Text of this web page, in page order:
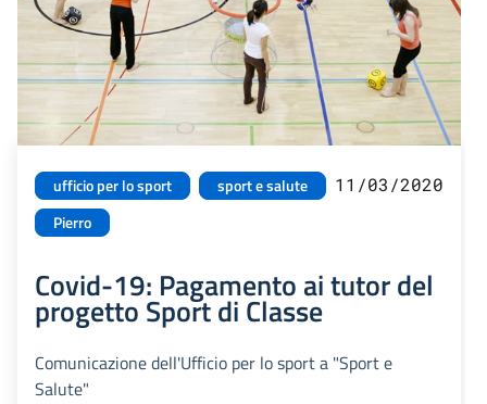
ufficio per lo sport
sport e salute
Pierro
11/03/2020
Covid-19: Pagamento ai tutor del
progetto Sport di Classe
Comunicazione dell'Ufficio per lo sport a "Sport e
Salute"